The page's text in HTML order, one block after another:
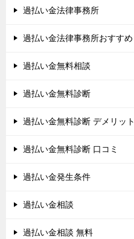
過払い金法律事務所
過払い金法律事務所おすすめ
過払い金無料相談
過払い金無料診断
過払い金無料診断 デメリット
過払い金無料診断 口コミ
過払い金発生条件
過払い金相談
過払い金相談 無料